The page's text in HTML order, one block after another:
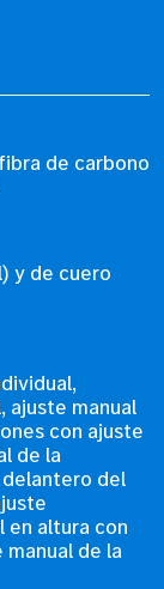
de carbono
y de cuero
ajuste manual
con ajuste
de la
del
en altura con
de la